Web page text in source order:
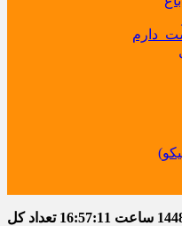
ساعت 16:57:12 تعداد کل